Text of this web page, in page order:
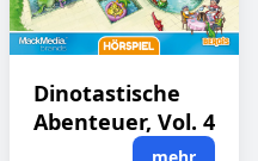
Dinotastische
Abenteuer, Vol. 4